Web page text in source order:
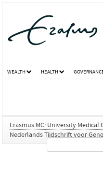
WEALTH HEALTH
Erasmus MC: University Medical
Nederlands Tijdschrift voor